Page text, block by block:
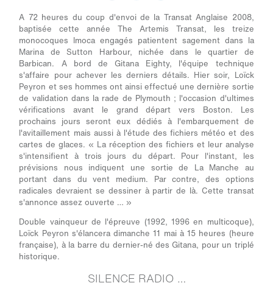
A 72 heures du coup d'envoi de la Transat Anglaise 2008,
baptisée cette année The Artemis Transat, les treize
monocoques Imoca engagés patientent sagement dans la
Marina de Sutton Harbour, nichée dans le quartier de
Barbican. A bord de Gitana Eighty, l'équipe technique
s'affaire pour achever les derniers détails. Hier soir, Loïck
Peyron et ses hommes ont ainsi effectué une dernière sortie
de validation dans la rade de Plymouth ; l'occasion d'ultimes
vérifications avant le grand départ vers Boston. Les
prochains jours seront eux dédiés à l'embarquement de
l'avitaillement mais aussi à l'étude des fichiers météo et des
cartes de glaces. « La réception des fichiers et leur analyse
s'intensifient à trois jours du départ. Pour l'instant, les
prévisions nous indiquent une sortie de La Manche au
portant dans du vent medium. Par contre, des options
radicales devraient se dessiner à partir de là. Cette transat
s'annonce assez ouverte … »
Double vainqueur de l'épreuve (1992, 1996 en multicoque),
Loïck Peyron s'élancera dimanche 11 mai à 15 heures (heure
française), à la barre du dernier-né des Gitana, pour un triplé
historique.
SILENCE RADIO …